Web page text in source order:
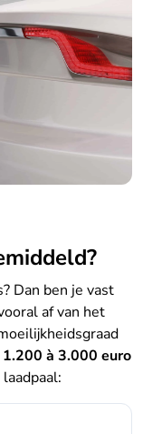
Dan ben je vast
af van het
1.200 à 3.000 euro